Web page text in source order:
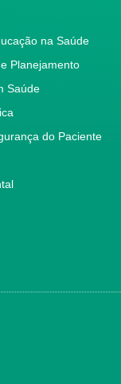
na Saúde
Planejamento
Saúde
do Paciente